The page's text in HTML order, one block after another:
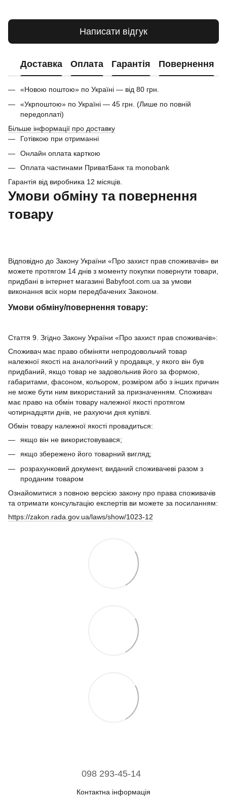
Написати відгук
Доставка Оплата Гарантія Повернення
«Новою поштою» по Україні — від 80 грн.
«Укрпоштою» по Україні — 45 грн. (Лише по повній
передоплаті)
Більше інформації про доставку
Готівкою при отриманні
Онлайн оплата карткою
Оплата частинами ПриватБанк та monobank
Гарантія від виробника 12 місяців.
Умови обміну та повернення
товару
Відповідно до Закону України «Про захист прав споживачів» ви
можете протягом 14 днів з моменту покупки повернути товари,
придбані в інтернет магазині Babyfoot.com.ua за умови
виконання всіх норм передбачених Законом.
Умови обміну/повернення товару:
Стаття 9. Згідно Закону України «Про захист прав споживачів»:
Споживач має право обміняти непродовольчий товар
належної якості на аналогічний у продавця, у якого він був
придбаний, якщо товар не задовольнив його за формою,
габаритами, фасоном, кольором, розміром або з інших причин
не може бути ним використаний за призначенням. Споживач
має право на обмін товару належної якості протягом
чотирнадцяти днів, не рахуючи дня купівлі.
Обмін товару належної якості провадиться:
якщо він не використовувався;
якщо збережено його товарний вигляд;
розрахунковий документ, виданий споживачеві разом з
проданим товаром
Ознайомитися з повною версією закону про права споживачів
та отримати консультацію експертів ви можете за посиланням:
https://zakon.rada.gov.ua/laws/show/1023-12
098 293-45-14
Контактна інформація